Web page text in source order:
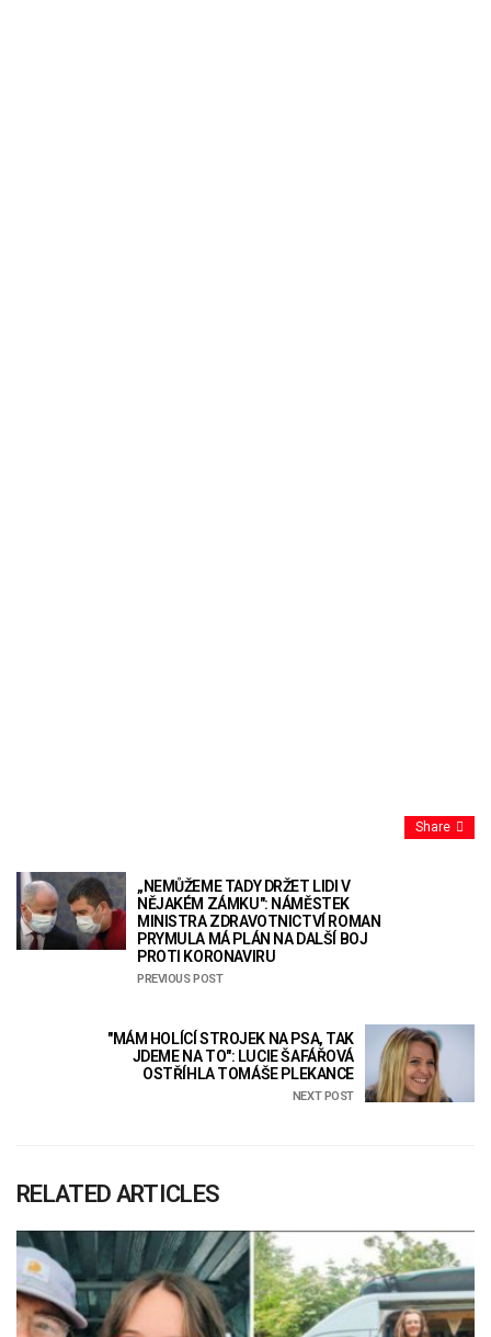
Share
„NEMŮŽEME TADY DRŽET LIDI V
NĚJAKÉM ZÁMKU": NÁMĚSTEK
MINISTRA ZDRAVOTNICTVÍ ROMAN
PRYMULA MÁ PLÁN NA DALŠÍ BOJ
PROTI KORONAVIRU
PREVIOUS POST
"MÁM HOLÍCÍ STROJEK NA PSA, TAK
JDEME NA TO": LUCIE ŠAFÁŘOVÁ
OSTŘÍHLA TOMÁŠE PLEKANCE
NEXT POST
RELATED ARTICLES